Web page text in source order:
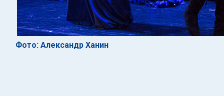
Фото: Александр Ханин